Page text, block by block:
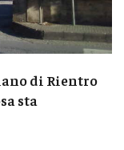
di Rientro
sta